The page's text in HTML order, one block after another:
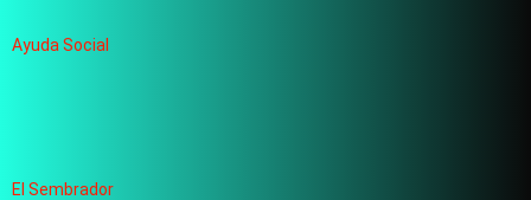
Ayuda Social
El Sembrador